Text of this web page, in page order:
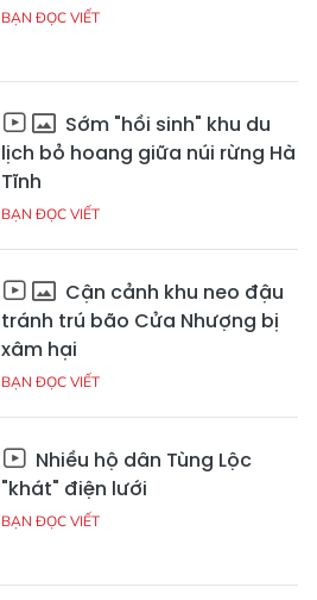
BẠN ĐỌC VIẾT
Sớm "hồi sinh" khu du
lịch bỏ hoang giữa núi rừng Hà
Tĩnh
BẠN ĐỌC VIẾT
Cận cảnh khu neo đậu
tránh trú bão Cửa Nhượng bị
xâm hại
BẠN ĐỌC VIẾT
Nhiều hộ dân Tùng Lộc
"khát" điện lưới
BẠN ĐỌC VIẾT